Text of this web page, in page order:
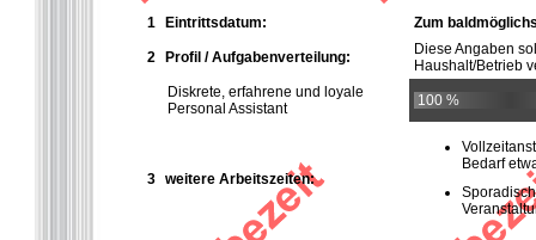
1 Eintrittsdatum: Zum
2 Profil / Aufgabenverteilung:
Diese Angaben
Haushalt/Betrieb
Diskrete, erfahrene und loyale
Personal Assistant
100 %
3 weitere Arbeitszeiten:
Bedarf